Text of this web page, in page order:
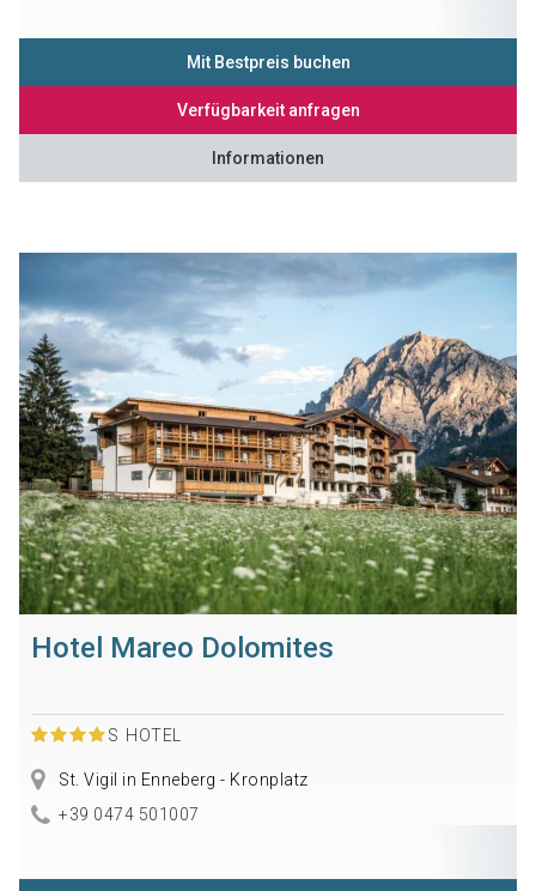
Mit Bestpreis buchen
Verfügbarkeit anfragen
Informationen
Hotel Mareo Dolomites
S HOTEL
St. Vigil in Enneberg - Kronplatz
+39 0474 501007